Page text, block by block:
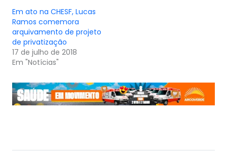
Em ato na CHESF, Lucas
Ramos comemora
arquivamento de projeto
de privatização
17 de julho de 2018
Em "Notícias"